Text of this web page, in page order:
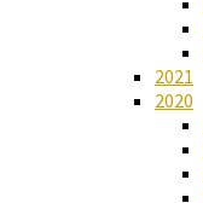
2021
2020